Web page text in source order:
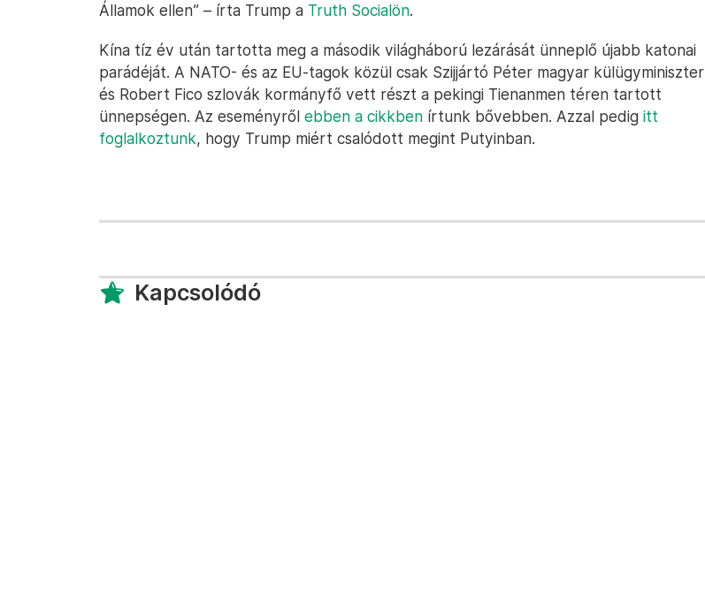
Államok ellen” – írta Trump a Truth Socialön.
Kína tíz év után tartotta meg a második világháború lezárását ünneplő újabb katonai
parádéját. A NATO- és az EU-tagok közül csak Szijjártó Péter magyar külügyminiszter
és Robert Fico szlovák kormányfő vett részt a pekingi Tienanmen téren tartott
ünnepségen. Az eseményről ebben a cikkben írtunk bővebben. Azzal pedig itt
foglalkoztunk, hogy Trump miért csalódott megint Putyinban.
Kapcsolódó